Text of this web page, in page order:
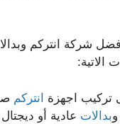
شركة انتركم
الاتية:
تركيب اجهزة انتركم
بدالات عادية أو